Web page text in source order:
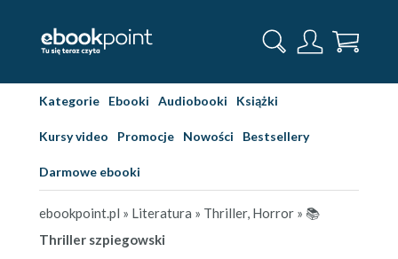
Kategorie Ebooki Audiobooki Książki
Kursy video Promocje Nowości Bestsellery
Darmowe ebooki
ebookpoint.pl » Literatura » Thriller, Horror » 📚
Thriller szpiegowski